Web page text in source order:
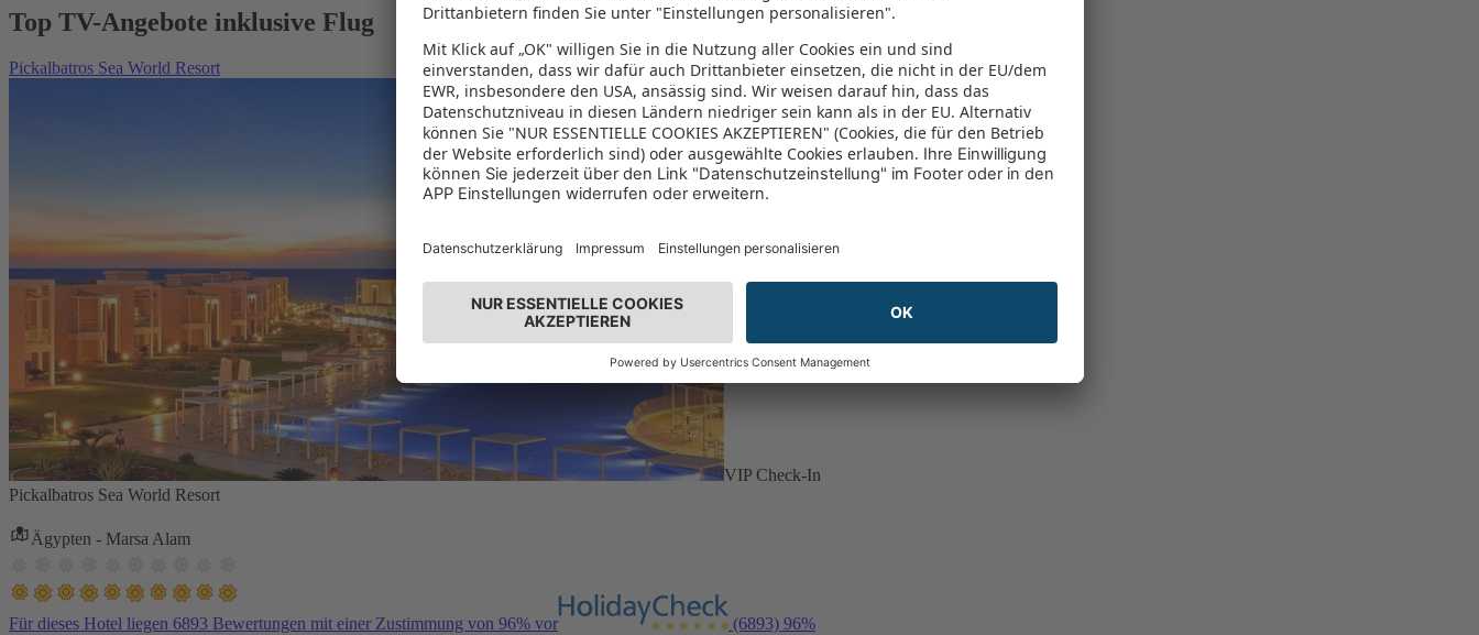
Top TV-Angebote inklusive Flug
Pickalbatros Sea World Resort
VIP Check-In
Pickalbatros Sea World Resort
Ägypten - Marsa Alam
Für dieses Hotel liegen 6893 Bewertungen mit einer Zustimmung von 96% vor (6893) 96%